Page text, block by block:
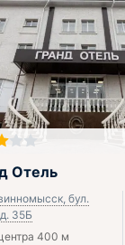
Отель
бул.
35Б
400 м